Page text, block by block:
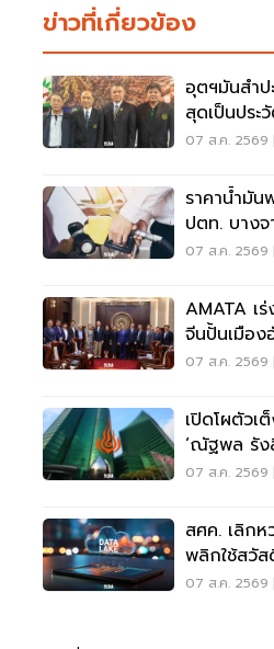
ข่าวที่เกี่ยวข้อง
อุตฯมันสำ
สุดเป็นปร
กว่า 8.5 ห
07 ส.ค. 2569
ราคาน้ำมั
ปตท. บาง
07 ส.ค. 2569
AMATA เ
จีนปั้นเมือง
ไฮเทค
07 ส.ค. 2569
เปิดโผตัวเ
‘ณัฐพล รังสิตพล’ โ
มาแรง 95%
07 ส.ค. 2569
สศค. เลิกห
พลิกใช้สวั
07 ส.ค. 2569